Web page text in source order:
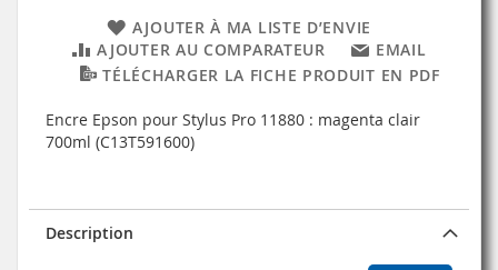
AJOUTER À MA LISTE D’ENVIE
AJOUTER AU COMPARATEUR
EMAIL
TÉLÉCHARGER LA FICHE PRODUIT EN PDF
Encre Epson pour Stylus Pro 11880 : magenta clair
700ml (C13T591600)
Description